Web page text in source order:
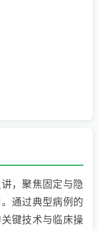
，聚焦固定与隐
通过典型病例的
键技术与临床操